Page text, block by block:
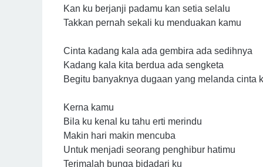
Kan ku berjanji padamu kan setia selalu
Takkan pernah sekali ku menduakan kamu
Cinta kadang kala ada gembira ada sedihnya
Kadang kala kita berdua ada sengketa
Begitu banyaknya dugaan yang melanda cinta
Kerna kamu
Bila ku kenal ku tahu erti merindu
Makin hari makin mencuba
Untuk menjadi seorang penghibur hatimu
Terimalah bunga bidadari ku